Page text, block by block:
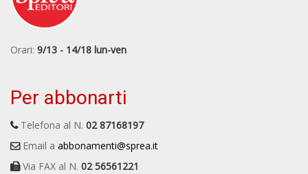
Orari: 9/13 - 14/18 lun-ven
Per abbonarti
Telefona al N. 02 87168197
Email a abbonamenti@sprea.it
Via FAX al N. 02 56561221